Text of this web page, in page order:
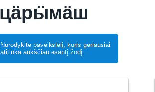
цӓрӹмӓш
Nurodykite paveikslėlį, kuris geriausiai
atitinka aukščiau esantį žodį.